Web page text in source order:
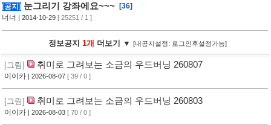
[공지] 눈그리기 강좌에요~~~
[36]
너너
| 2014-10-29 [ 25251 / 1 ]
정보공지 1개 더보기 ▼ [내공지설정: 로그인후설정가능]
[그림] 취미로 그려보는 소금의 우드버닝 260807
이이카 | 2026-08-07 [ 39 / 0 ]
[그림] 취미로 그려보는 소금의 우드버닝 260803
이이카 | 2026-08-03 [ 70 / 0 ]